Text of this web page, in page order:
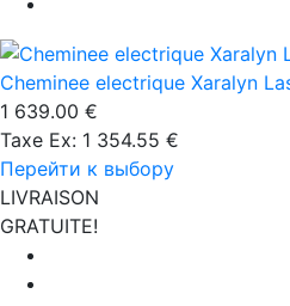
Cheminee electrique Xaralyn
1 639.00 €
Taxe Ex: 1 354.55 €
Перейти к выбору
LIVRAISON
GRATUITE!